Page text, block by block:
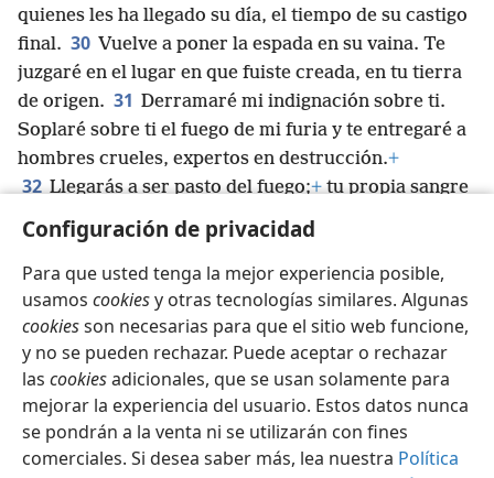
Configuración de privacidad
Para que usted tenga la mejor experiencia posible,
usamos cookiesy otras tecnologías similares. Algunas
cookiesson necesarias para que el sitio web funcione,
y no se pueden rechazar. Puede aceptar o rechazar
las cookiesadicionales, que se usan solamente para
mejorar la experiencia del usuario. Estos datos nunca
se pondrán a la venta ni se utilizarán con fines
comerciales. Si desea saber más, lea nuestra Política
quienes les ha llegado su día, el tiempo de su castigo
final. 30 Vuelve a poner la espada en su vaina. Te
juzgaré en el lugar en que fuiste creada, en tu tierra
de origen. 31 Derramaré mi indignación sobre ti.
Soplaré sobre ti el fuego de mi furia y te entregaré a
hombres crueles, expertos en destrucción.+
32 Llegarás a ser pasto del fuego;+tu propia sangre
será derramada en la tierra y no volverás a ser
recordada, porque yo, Jehová, he hablado’”.
Español Compartir Configuración
Copyright © 2026 Watch Tower Bible and Tract Society of Pennsylvania
Condiciones de uso
Política de privacidad
Configuración de privacidad
JW.ORG Iniciar sesión